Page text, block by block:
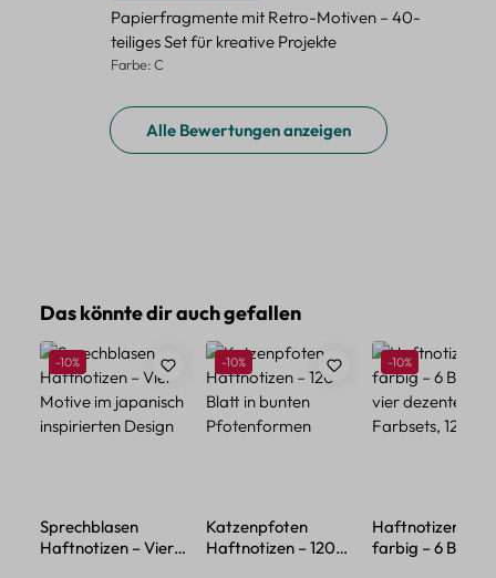
Papierfragmente mit Retro-Motiven – 40-
teiliges Set für kreative Projekte
Farbe: C
Alle Bewertungen anzeigen
Produktgalerie überspringen
Das könnte dir auch gefallen
Rabatt
-10%
Sprechblasen
Haftnotizen – Vier
Rabatt
-10%
Katzenpfoten
Haftnotizen – 120
Rabatt
-10%
Haftnotizen Set
farbig – 6 Blöcke,